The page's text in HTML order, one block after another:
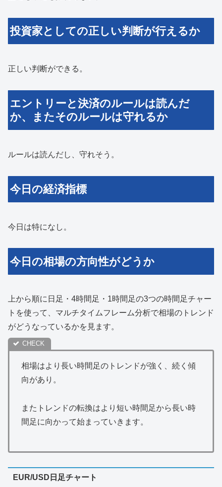
投資家としての正しい判断が行えるか
正しい判断ができる。
エントリーと決済のルールは読んだ
か、またそのルールは守れるか
ルールは読んだし、守れそう。
今日の経済指標
今日は特になし。
今日の相場の方向性がどうか
上から順に日足・4時間足・1時間足の3つの時間足チャー
トを使って、マルチタイムフレーム分析で相場のトレンド
がどうなっているかを見ます。
相場はより長い時間足のトレンドが強く、続く傾
向があり。
またトレンドの転換はより短い時間足から長い時
間足に向かって始まっていきます。
EUR/USD日足チャート